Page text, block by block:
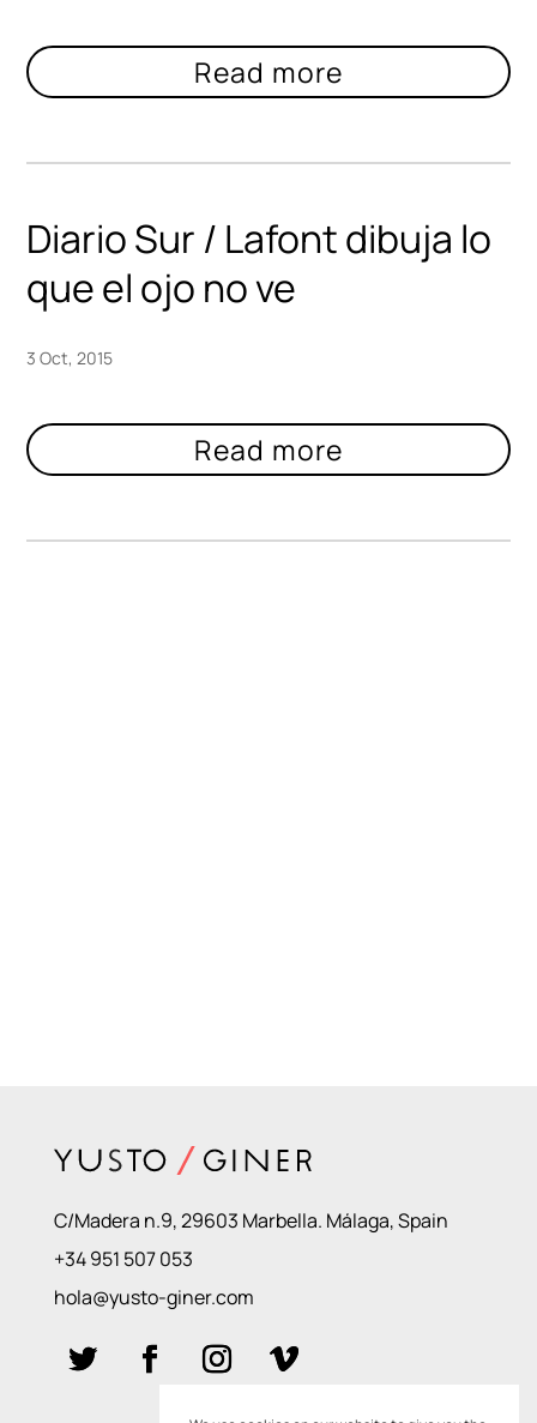
Diario Sur / Lafont dibuja lo
que el ojo no ve
3 Oct, 2015
C/Madera n.9, 29603 Marbella. Málaga, Spain
+34 951 507 053
hola@yusto-giner.com